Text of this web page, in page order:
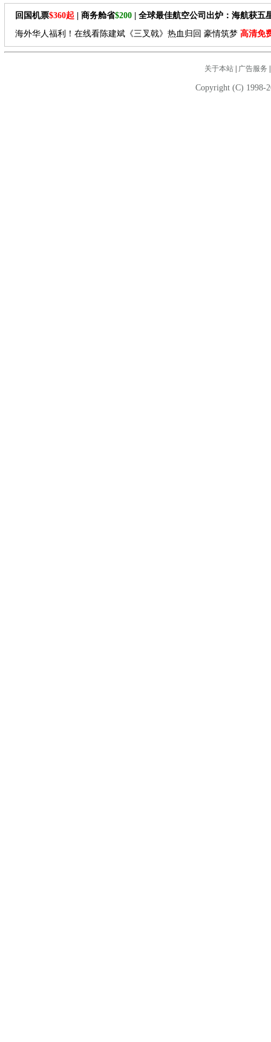
回国机票$360起 | 商务舱省$200 | 全球最佳航空公司出炉：海航获五
海外华人福利！在线看陈建斌《三叉戟》热血归回 豪情筑梦 高清免
关于本站| 广告服务
Copyright (C) 1998-